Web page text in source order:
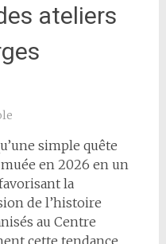
ateliers
simple quête
en 2026 en un
la
de l’histoire
au Centre
cette tendance